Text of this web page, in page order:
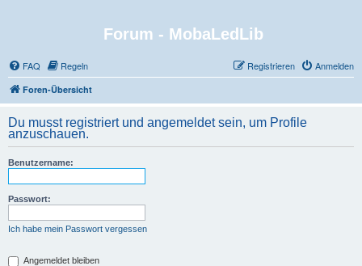
Forum - MobaLedLib
FAQ Regeln Anmelden
Registrieren
Foren-Übersicht
Du musst registriert und angemeldet sein, um Profile
anzuschauen.
Benutzername:
Passwort:
Ich habe mein Passwort vergessen
Angemeldet bleiben